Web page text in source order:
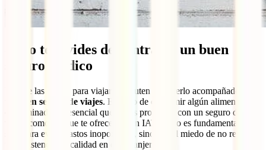
8. No te olvides de contratar un buen
seguro médico
Una de las claves para viajar sin gluten es hacerlo acompañado de
buen seguro de viajes. En caso de consumir algún alimento
contaminado, es esencial que vayas protegido con un seguro de
viajes como los que te ofrecemos en IATI. Esto es fundamental no
solo para evitar gastos inoportunos, sino por el miedo de no recibir
una asistencia de calidad en el extranjero.